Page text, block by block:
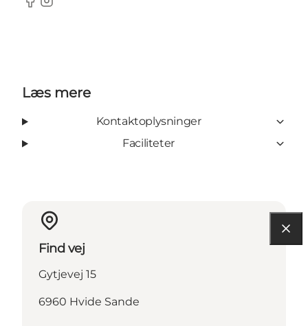
Facebook
Instagram
Læs mere
Kontaktoplysninger
Faciliteter
Find vej
Gytjevej 15
6960 Hvide Sande